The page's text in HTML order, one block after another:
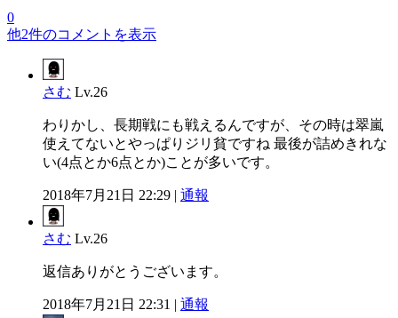
0
他2件のコメントを表示
さむ Lv.26
わりかし、長期戦にも戦えるんですが、その時は翠嵐
使えてないとやっぱりジリ貧ですね 最後が詰めきれな
い(4点とか6点とか)ことが多いです。
2018年7月21日 22:29 | 通報
さむ Lv.26
返信ありがとうございます。
2018年7月21日 22:31 | 通報